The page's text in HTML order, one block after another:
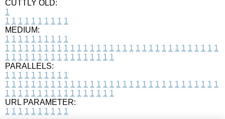
CUTTLY OLD:
1
1 1 1 1 1 1 1 1 1 1
MEDIUM:
1 1 1 1 1 1 1 1 1 1
1 1 1 1 1 1 1 1 1 1 1 1 1 1 1 1 1 1 1 1 1 1 1 1 1 1 1 1 1 1 1 1 1
1 1 1 1 1 1 1 1 1 1 1 1 1 1 1 1 1
PARALLELS:
1 1 1 1 1 1 1 1 1 1
1 1 1 1 1 1 1 1 1 1 1 1 1 1 1 1 1 1 1 1 1 1 1 1 1 1 1 1 1 1 1 1 1
1 1 1 1 1 1 1 1 1 1 1 1 1 1 1 1 1
URL PARAMETER:
1 1 1 1 1 1 1 1 1 1